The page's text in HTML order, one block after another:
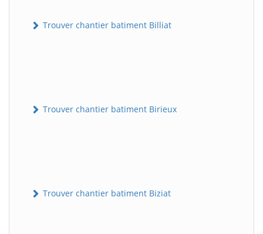
Trouver chantier batiment Billiat
Trouver chantier batiment Birieux
Trouver chantier batiment Biziat